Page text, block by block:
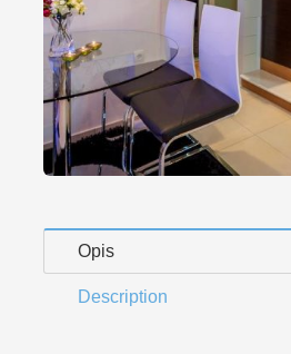
Opis
Description